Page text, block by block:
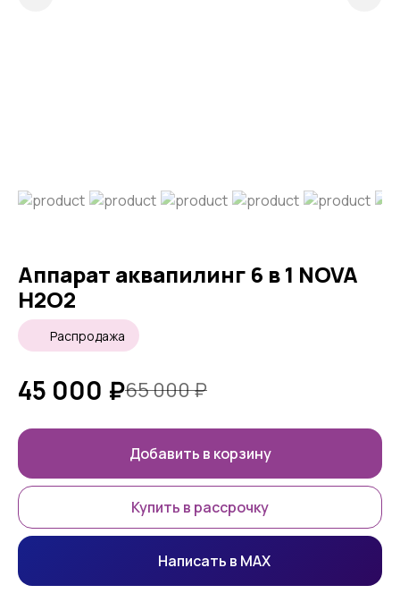
Аппарат аквапилинг 6 в 1 NOVA
H2O2
Распродажа
45 000 ₽65 000₽
Добавить в корзину
Купить в рассрочку
Написать в MAX